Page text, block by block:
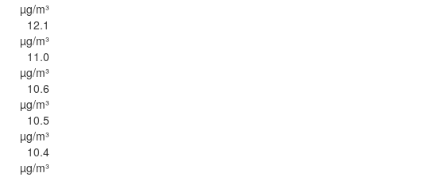
µg/m³
12.1
µg/m³
11.0
µg/m³
10.6
µg/m³
10.5
µg/m³
10.4
µg/m³